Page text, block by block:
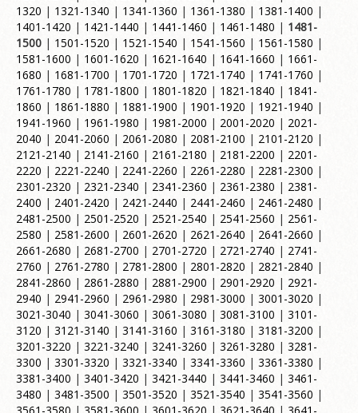
1320 | 1321-1340 | 1341-1360 | 1361-1380 | 1381-1400 |
1401-1420 | 1421-1440 | 1441-1460 | 1461-1480 | 1481-
1500 | 1501-1520 | 1521-1540 | 1541-1560 | 1561-1580 |
1581-1600 | 1601-1620 | 1621-1640 | 1641-1660 | 1661-
1680 | 1681-1700 | 1701-1720 | 1721-1740 | 1741-1760 |
1761-1780 | 1781-1800 | 1801-1820 | 1821-1840 | 1841-
1860 | 1861-1880 | 1881-1900 | 1901-1920 | 1921-1940 |
1941-1960 | 1961-1980 | 1981-2000 | 2001-2020 | 2021-
2040 | 2041-2060 | 2061-2080 | 2081-2100 | 2101-2120 |
2121-2140 | 2141-2160 | 2161-2180 | 2181-2200 | 2201-
2220 | 2221-2240 | 2241-2260 | 2261-2280 | 2281-2300 |
2301-2320 | 2321-2340 | 2341-2360 | 2361-2380 | 2381-
2400 | 2401-2420 | 2421-2440 | 2441-2460 | 2461-2480 |
2481-2500 | 2501-2520 | 2521-2540 | 2541-2560 | 2561-
2580 | 2581-2600 | 2601-2620 | 2621-2640 | 2641-2660 |
2661-2680 | 2681-2700 | 2701-2720 | 2721-2740 | 2741-
2760 | 2761-2780 | 2781-2800 | 2801-2820 | 2821-2840 |
2841-2860 | 2861-2880 | 2881-2900 | 2901-2920 | 2921-
2940 | 2941-2960 | 2961-2980 | 2981-3000 | 3001-3020 |
3021-3040 | 3041-3060 | 3061-3080 | 3081-3100 | 3101-
3120 | 3121-3140 | 3141-3160 | 3161-3180 | 3181-3200 |
3201-3220 | 3221-3240 | 3241-3260 | 3261-3280 | 3281-
3300 | 3301-3320 | 3321-3340 | 3341-3360 | 3361-3380 |
3381-3400 | 3401-3420 | 3421-3440 | 3441-3460 | 3461-
3480 | 3481-3500 | 3501-3520 | 3521-3540 | 3541-3560 |